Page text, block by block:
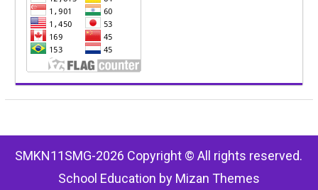
SMKN11SMG-2026 Copyright © All rights reserved.
School Education by Mizan Themes